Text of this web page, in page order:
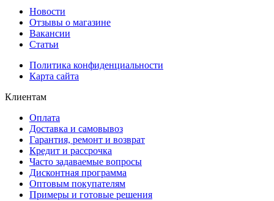
Новости
Отзывы о магазине
Вакансии
Статьи
Политика конфиденциальности
Карта сайта
Клиентам
Оплата
Доставка и самовывоз
Гарантия, ремонт и возврат
Кредит и рассрочка
Часто задаваемые вопросы
Дисконтная программа
Оптовым покупателям
Примеры и готовые решения